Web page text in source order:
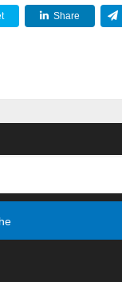
Share